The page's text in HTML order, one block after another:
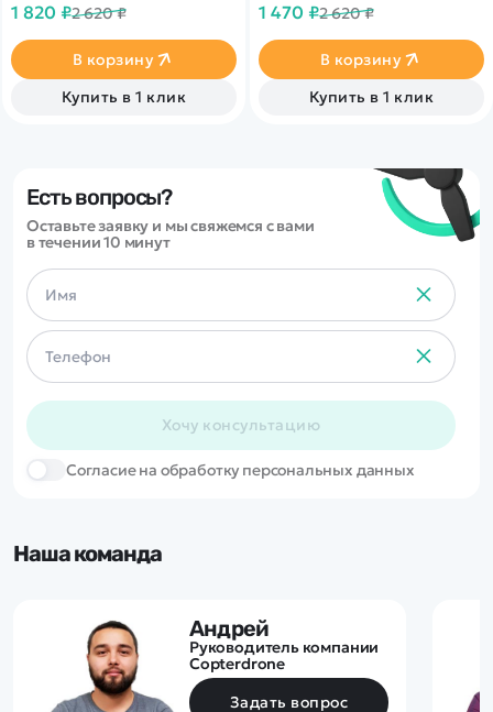
светодиодной подсветкой
парогенератором с
подсветкой.
Открывающиеся двери,
капот и багажник делают
1 820 ₽2 620 ₽
В корзину
Купить в 1 клик
дистанционного
виде руля с различными
кнопками.
1 470 ₽2 620 ₽
В корзину
Купить в 1 клик
Есть вопросы?
Оставьте заявку и мы свяжемся с вами
в течении 10 минут
Хочу консультацию
Cогласие на обработку персональных данных
Наша команда
Андрей
Руководитель компании
Copterdrone
Задать вопрос